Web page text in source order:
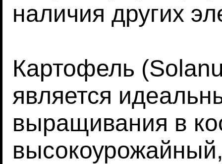
наличия других
Картофель
является
выращивания в